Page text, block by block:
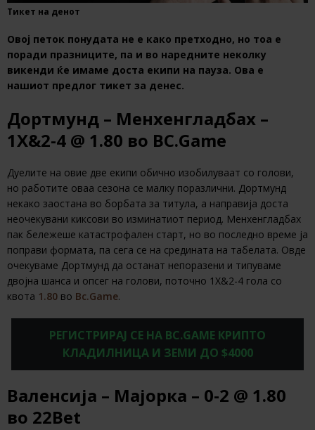
Тикет на денот
Овој петок понудата не е како претходно, но тоа е
поради празниците, па и во наредните неколку
викенди ќе имаме доста екипи на пауза. Ова е
нашиот предлог тикет за денес.
Дортмунд – Менхенгладбах –
1Х&2-4 @ 1.80 во BC.Game
Дуелите на овие две екипи обично изобилуваат со голови,
но работите оваа сезона се малку поразлични. Дортмунд
некако заостана во борбата за титула, а направија доста
неочекувани киксови во изминатиот период. Менхенгладбах
пак бележеше катастрофален старт, но во последно време ја
поправи формата, па сега се на средината на табелата. Овде
очекуваме Дортмунд да останат непоразени и типуваме
двојна шанса и опсег на голови, поточно 1Х&2-4 гола со
квота 1.80 во Bc.Game.
РЕГИСТРИРАЈ СЕ НА BC.GAME КРИПТО
КЛАДИЛНИЦА И ЗЕМИ ДО $4000
Валенсија – Мајорка – 0-2 @ 1.80
во 22Bet